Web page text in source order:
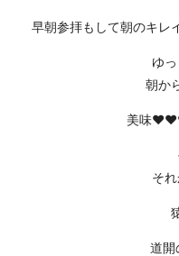
早朝参拝もして朝のキレ
ゆ
朝か
美味
それ
道開